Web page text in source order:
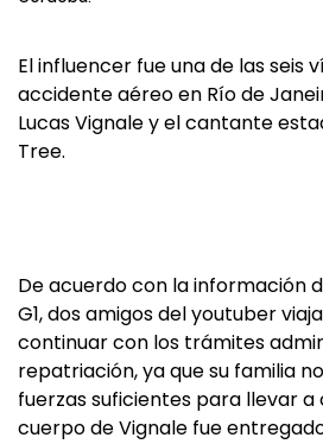
El influencer fue una de las seis
accidente aéreo en Río de
Lucas Vignale y el cantante
Tree.
De acuerdo con la información
G1, dos amigos del youtuber
continuar con los trámites
repatriación, ya que su familia
fuerzas suficientes para llevar a
cuerpo de Vignale fue